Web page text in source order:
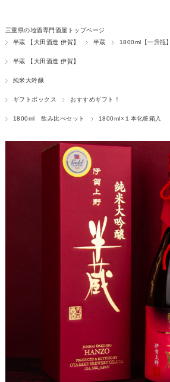
三重県の地酒専門酒屋トップページ
半蔵 【大田酒造 伊賀】
半蔵 1800ml【一升瓶】
半蔵 【大田酒造 伊賀】
純米大吟醸
ギフトボックス おすすめギフト！
1800ml 飲み比べセット 1800ml×１本化粧箱入